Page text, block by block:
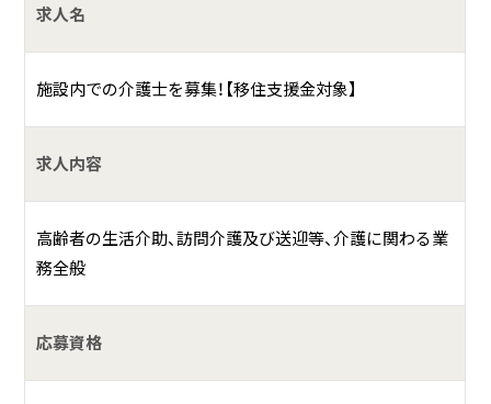
求人名
施設内での介護士を募集！【移住支援金対象】
求人内容
高齢者の生活介助、訪問介護及び送迎等、介護に関わる業
務全般
応募資格